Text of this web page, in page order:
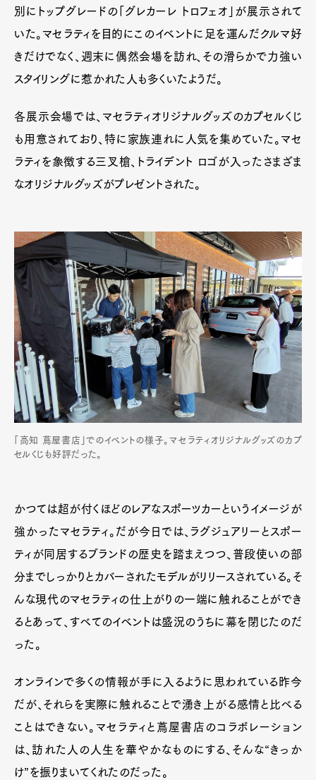
別にトップグレードの「グレカーレ トロフェオ」が展示されて
いた。マセラティを目的にこのイベントに足を運んだクルマ好
きだけでなく、週末に偶然会場を訪れ、その滑らかで力強い
スタイリングに惹かれた人も多くいたようだ。
各展示会場では、マセラティオリジナルグッズのカプセルくじ
も用意されており、特に家族連れに人気を集めていた。マセ
ラティを象徴する三叉槍、トライデント ロゴが入ったさまざま
なオリジナルグッズがプレゼントされた。
「高知 蔦屋書店」でのイベントの様子。マセラティオリジナルグッズのカプ
セルくじも好評だった。
かつては超が付くほどのレアなスポーツカーというイメージが
強かったマセラティ。だが今日では、ラグジュアリーとスポー
ティが同居するブランドの歴史を踏まえつつ、普段使いの部
分までしっかりとカバーされたモデルがリリースされている。そ
んな現代のマセラティの仕上がりの一端に触れることができ
るとあって、すべてのイベントは盛況のうちに幕を閉じたのだ
った。
オンラインで多くの情報が手に入るように思われている昨今
だが、それらを実際に触れることで湧き上がる感情と比べる
ことはできない。マセラティと蔦屋書店のコラボレーション
は、訪れた人の人生を華やかなものにする、そんな“きっか
け”を振りまいてくれたのだった。